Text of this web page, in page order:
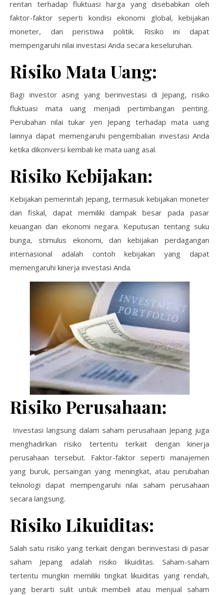
rentan terhadap fluktuasi harga yang disebabkan oleh
faktor-faktor seperti kondisi ekonomi global, kebijakan
moneter, dan peristiwa politik. Risiko ini dapat
mempengaruhi nilai investasi Anda secara keseluruhan.
Risiko Mata Uang:
Bagi investor asing yang berinvestasi di Jepang, risiko
fluktuasi mata uang menjadi pertimbangan penting.
Perubahan nilai tukar yen Jepang terhadap mata uang
lainnya dapat memengaruhi pengembalian investasi Anda
ketika dikonversi kembali ke mata uang asal.
Risiko Kebijakan:
Kebijakan pemerintah Jepang, termasuk kebijakan moneter
dan fiskal, dapat memiliki dampak besar pada pasar
keuangan dan ekonomi negara. Keputusan tentang suku
bunga, stimulus ekonomi, dan kebijakan perdagangan
internasional adalah contoh kebijakan yang dapat
memengaruhi kinerja investasi Anda.
Risiko Perusahaan:
Investasi langsung dalam saham perusahaan Jepang juga
menghadirkan risiko tertentu terkait dengan kinerja
perusahaan tersebut. Faktor-faktor seperti manajemen
yang buruk, persaingan yang meningkat, atau perubahan
teknologi dapat mempengaruhi nilai saham perusahaan
secara langsung.
Risiko Likuiditas:
Salah satu risiko yang terkait dengan berinvestasi di pasar
saham Jepang adalah risiko likuiditas. Saham-saham
tertentu mungkin memiliki tingkat likuiditas yang rendah,
yang berarti sulit untuk membeli atau menjual saham